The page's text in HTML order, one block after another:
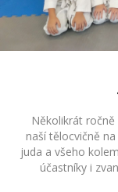
Několikrát
naší tělocvičně
juda a všeho
účastníky i